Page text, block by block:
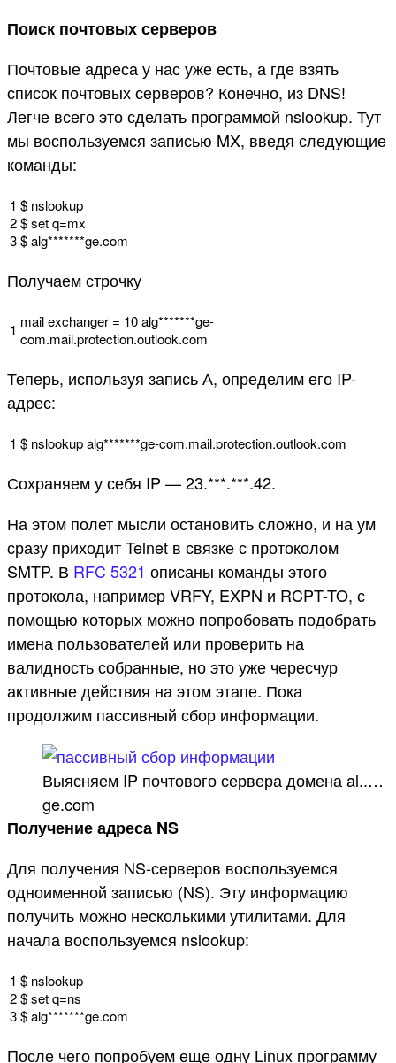
Поиск почтовых серверов
Почтовые адреса у нас уже есть, а где взять
список почтовых серверов? Конечно, из DNS!
Легче всего это сделать программой nslookup. Тут
мы воспользуемся записью MX, введя следующие
команды:
1
2
3
$ nslookup
$setq=mx
$alg*******ge.com
Получаем строчку
1 mailexchanger = 10alg*******ge-
com.mail.protection.outlook.com
Теперь, используя запись А, определим его IP-
адрес:
1 $ nslookupalg*******ge-com.mail.protection.outlook.com
Сохраняем у себя IP — 23.***.***.42.
На этом полет мысли остановить сложно, и на ум
сразу приходит Telnet в связке с протоколом
SMTP. В RFC 5321 описаны команды этого
протокола, например VRFY, EXPN и RCPT-TO, с
помощью которых можно попробовать подобрать
имена пользователей или проверить на
валидность собранные, но это уже чересчур
активные действия на этом этапе. Пока
продолжим пассивный сбор информации.
Выясняем IP почтового сервера домена al..…
ge.com
Получение адреса NS
Для получения NS-серверов воспользуемся
одноименной записью (NS). Эту информацию
получить можно несколькими утилитами. Для
начала воспользуемся nslookup:
1
2
3
$ nslookup
$setq=ns
$alg*******ge.com
После чего попробуем еще одну Linux программу